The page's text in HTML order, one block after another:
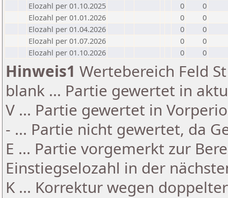
Elozahl per 01.10.2025
0
0
Elozahl per 01.01.2026
0
0
Elozahl per 01.04.2026
0
0
Elozahl per 01.07.2026
0
0
Elozahl per 01.10.2026
0 0
Hinweis1 Wertebereich Feld
blank ... Partie gewertet in
V ... Partie gewertet in
- ... Partie nicht gewertet, da
E ... Partie vorgemerkt zur
Einstiegselozahl in der
K ... Korrektur wegen